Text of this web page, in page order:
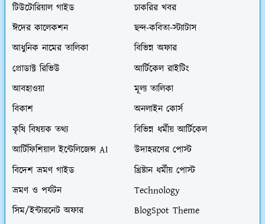
টিউটোরিয়াল গাইড
চাকরির খবর
ঈদের কালেকশন
ছন্দ-কবিতা-স্ট্যাটাস
আধুনিক নামের তালিকা
বিভিন্ন অফার
প্রোডাক্ট রিভিউ
আর্টিকেল রাইটিং
আবহাওয়া
মূল্য তালিকা
বিকাশ
অনলাইন কোর্স
কৃষি বিষয়ক তথ্য
বিভিন্ন ধর্মীয় আর্টিকেল
আর্টিফিশিয়াল ইন্টেলিজেন্স AI
উদাহরণের পোস্ট
বিদেশ ভ্রমণ গাইড
খ্রিষ্টান ধর্মীয় পোস্ট
ভ্রমণ ও পর্যটন
Technology
সিম/ইন্টারনেট অফার
BlogSpot Theme